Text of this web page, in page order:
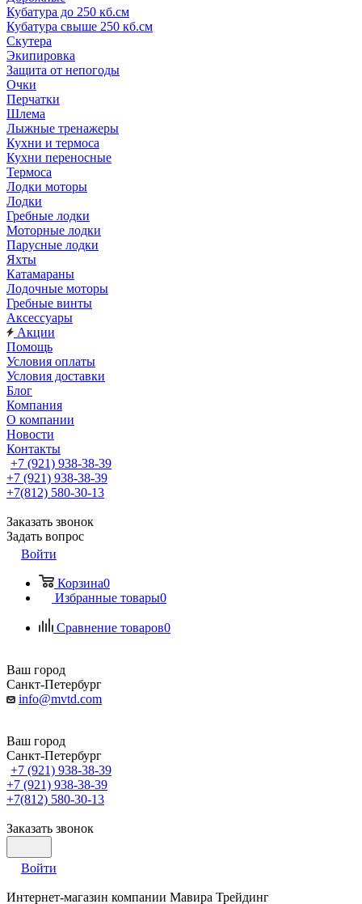
Кубатура до 250 кб.см
Кубатура свыше 250 кб.см
Скутера
Экипировка
Защита от непогоды
Очки
Перчатки
Шлема
Лыжные тренажеры
Кухни и термоса
Кухни переносные
Термоса
Лодки моторы
Лодки
Гребные лодки
Моторные лодки
Парусные лодки
Яхты
Катамараны
Лодочные моторы
Гребные винты
Аксессуары
Акции
Помощь
Условия оплаты
Условия доставки
Блог
Компания
О компании
Новости
Контакты
+7 (921) 938-38-39
+7 (921) 938-38-39
+7(812) 580-30-13
Заказать звонок
Задать вопрос
Войти
Корзина0
Избранные товары0
Сравнение товаров0
Ваш город
Санкт-Петербург
info@mvtd.com
Ваш город
Санкт-Петербург
+7 (921) 938-38-39
+7 (921) 938-38-39
+7(812) 580-30-13
Заказать звонок
Войти
Интернет-магазин компании Мавира Трейдинг